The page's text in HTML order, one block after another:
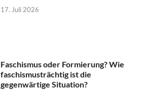
17. Juli 2026
Faschismus oder Formierung? Wie
faschismusträchtig ist die
gegenwärtige Situation?